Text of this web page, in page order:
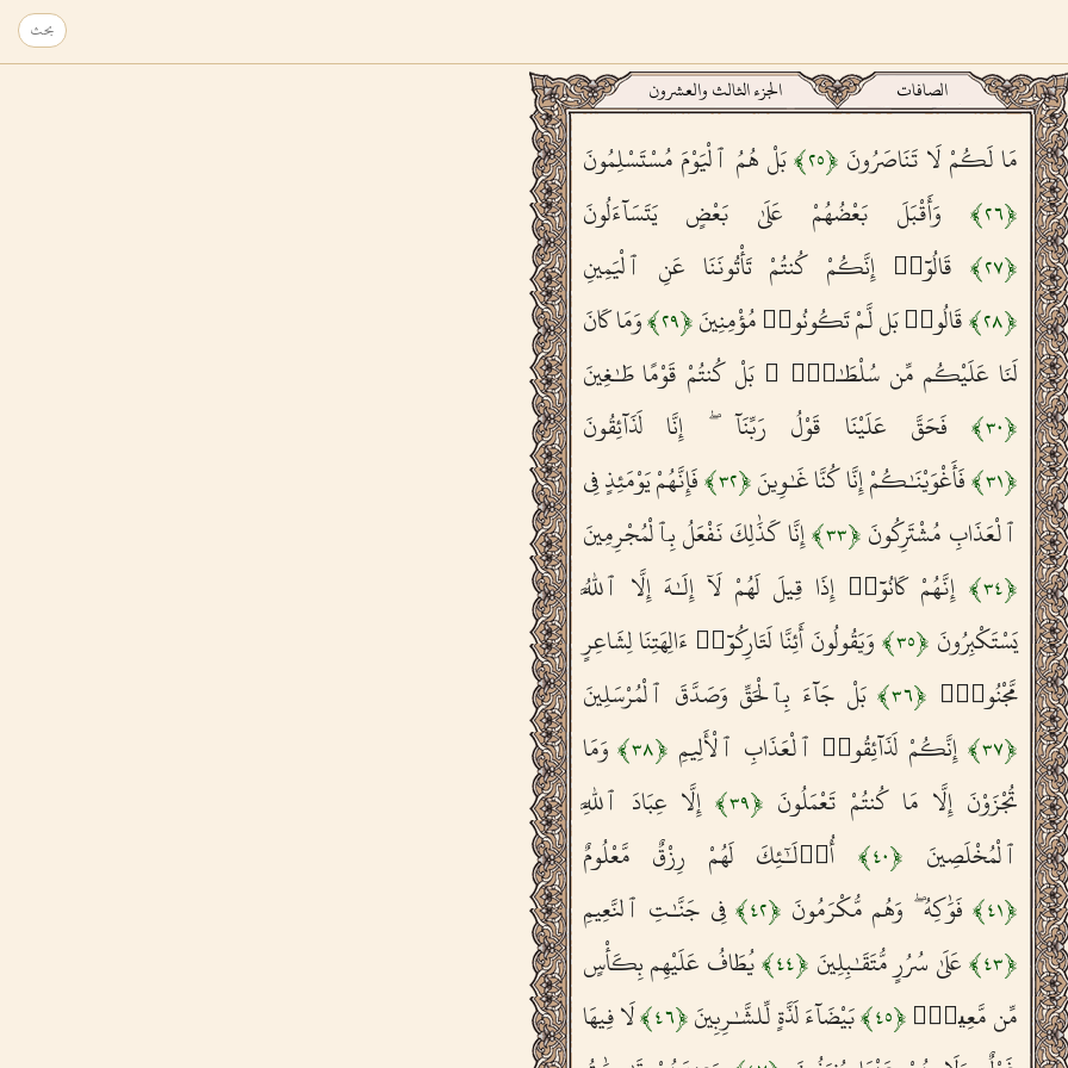
الجزء الثالث والعشرون الصافات
مَا لَكُمْ لَا تَنَاصَرُونَ ﴿٢٥﴾بَلْ هُمُ ٱلْيَوْمَ مُسْتَسْلِمُونَ
﴿٢٦﴾ وَأَقْبَلَ بَعْضُهُمْ عَلَىٰ بَعْضٍ يَتَسَآءَلُونَ
﴿٢٧﴾ قَالُوٓا۟ إِنَّكُمْ كُنتُمْ تَأْتُونَنَا عَنِ ٱلْيَمِينِ
﴿٢٨﴾قَالُوا۟ بَل لَّمْ تَكُونُوا۟ مُؤْمِنِينَ﴿٢٩﴾وَمَا كَانَ
لَنَا عَلَيْكُم مِّن سُلْطَـٰنٍۭ ۖ بَلْ كُنتُمْ قَوْمًا طَـٰغِينَ
﴿٣٠﴾ فَحَقَّ عَلَيْنَا قَوْلُ رَبِّنَآ ۖ إِنَّا لَذَآئِقُونَ
﴿٣١﴾فَأَغْوَيْنَـٰكُمْ إِنَّا كُنَّا غَـٰوِينَ﴿٣٢﴾فَإِنَّهُمْ يَوْمَئِذٍ فِى
ٱلْعَذَابِ مُشْتَرِكُونَ ﴿٣٣﴾إِنَّا كَذَٰلِكَ نَفْعَلُ بِٱلْمُجْرِمِينَ
﴿٣٤﴾ إِنَّهُمْ كَانُوٓا۟ إِذَا قِيلَ لَهُمْ لَآ إِلَـٰهَ إِلَّا ٱللَّهُ
يَسْتَكْبِرُونَ ﴿٣٥﴾ وَيَقُولُونَ أَئِنَّا لَتَارِكُوٓا۟ ءَالِهَتِنَا لِشَاعِرٍ
مَّجْنُونٍۭ ﴿٣٦﴾بَلْ جَآءَ بِٱلْحَقِّ وَصَدَّقَ ٱلْمُرْسَلِينَ
﴿٣٧﴾إِنَّكُمْ لَذَآئِقُوا۟ ٱلْعَذَابِ ٱلْأَلِيمِ ﴿٣٨﴾ وَمَا
تُجْزَوْنَ إِلَّا مَا كُنتُمْ تَعْمَلُونَ ﴿٣٩﴾إِلَّا عِبَادَ ٱللَّهِ
ٱلْمُخْلَصِينَ ﴿٤٠﴾ أُو۟لَـٰٓئِكَ لَهُمْ رِزْقٌ مَّعْلُومٌ
﴿٤١﴾ فَوَٰكِهُ ۖ وَهُم مُّكْرَمُونَ ﴿٤٢﴾فِى جَنَّـٰتِ ٱلنَّعِيمِ
﴿٤٣﴾ عَلَىٰ سُرُرٍ مُّتَقَـٰبِلِينَ ﴿٤٤﴾يُطَافُ عَلَيْهِم بِكَأْسٍ
مِّن مَّعِينٍۭ ﴿٤٥﴾بَيْضَآءَ لَذَّةٍ لِّلشَّـٰرِبِينَ﴿٤٦﴾لَا فِيهَا